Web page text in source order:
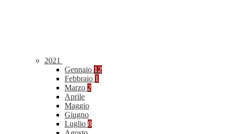
2021
Gennaio 12
Febbraio 1
Marzo 2
Aprile
Maggio
Giugno
Luglio 8